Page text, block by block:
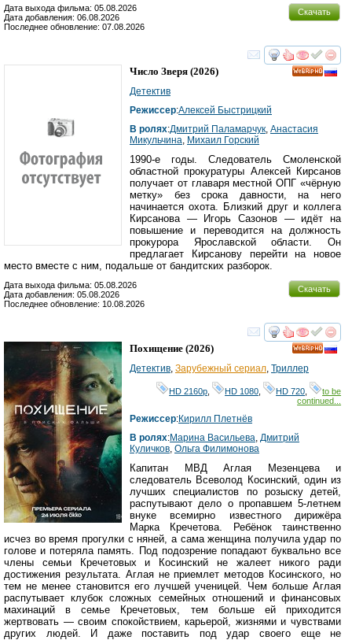
Скачать
Дата выхода фильма: 05.08.2026
Дата добавления: 06.08.2026
Последнее обновление: 07.08.2026
смотреть
Число Зверя (2026)
Детектив
Режиссер:Алексей Быстрицкий
В ролях:Дмитрий Паламарчук Анастасия
Микульчина Михаил Горский
1990-е годы. Следователь Смоленской
областной прокуратуры Алексей Кирсанов
получает от главаря местной ОПГ «чёрную
метку» без срока давности, на него
начинается охота. Близкий друг и коллега
Кирсанова — Игорь Сазонов — идёт на
повышение и переводится на должность
прокурора Ярославской области. Он
предлагает Кирсанову перейти на новое
место вместе с ним, подальше от бандитских разборок.
Скачать
Дата выхода фильма: 05.08.2026
Дата добавления: 05.08.2026
Последнее обновление: 10.08.2026
смотреть
Похищение (2026)
Детектив Зарубежный сериал Триллер
HD 2160р HD 1080 HD 720
to be
continued...
Режиссер:Кирилл Плетнёв
В ролях:Марина Васильева Дмитрий
Куличков Ольга Филимонова
Капитан МВД Аглая Мезенцева и
следователь Всеволод Косинский, один из
лучших специалистов по розыску детей,
распутывают дело о пропавшем 5-летнем
внуке всемирно известного дирижёра
Марка Кречетова. Ребёнок таинственно
исчез во время прогулки с няней, а сама женщина получила удар по
голове и потеряла память. Под подозрение попадают буквально все
члены семьи Кречетовых и Косинский не жалеет никого ради
достижения результата. Аглая не приемлет методов Косинского, но
тем не менее становится его лучшей ученицей. Чем больше Аглая
распутывает клубок сложных семейных отношений и финансовых
махинаций в семье Кречетовых, тем больше ей приходится
жертвовать — своим спокойствием, карьерой, жизнями и чувствами
других людей. И даже поставить под удар своего еще не